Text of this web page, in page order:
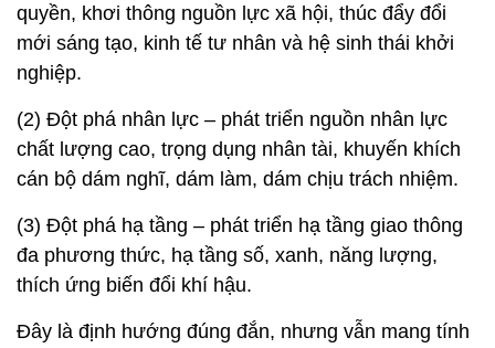
quyền, khơi thông nguồn lực xã hội, thúc đẩy đổi
mới sáng tạo, kinh tế tư nhân và hệ sinh thái khởi
nghiệp.
(2) Đột phá nhân lực – phát triển nguồn nhân lực
chất lượng cao, trọng dụng nhân tài, khuyến khích
cán bộ dám nghĩ, dám làm, dám chịu trách nhiệm.
(3) Đột phá hạ tầng – phát triển hạ tầng giao thông
đa phương thức, hạ tầng số, xanh, năng lượng,
thích ứng biến đổi khí hậu.
Đây là định hướng đúng đắn, nhưng vẫn mang tính